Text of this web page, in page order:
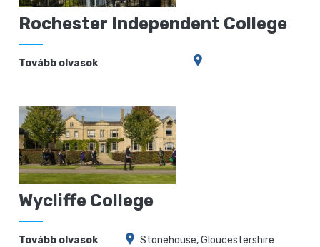
Rochester Independent College
Tovább olvasok
Wycliffe College
Tovább olvasok Stonehouse, Gloucestershire